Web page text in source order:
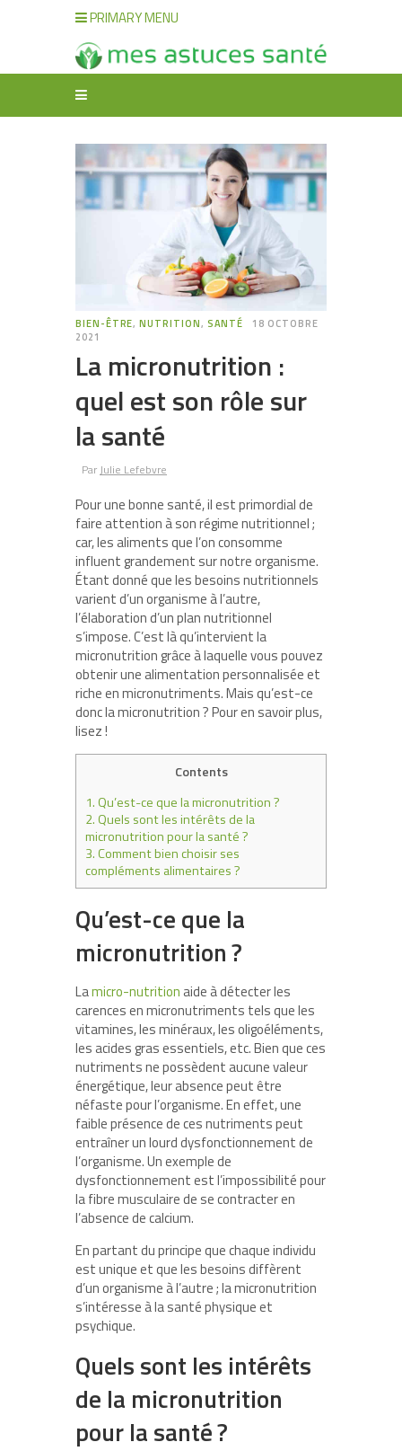
PRIMARY MENU
BIEN-ÊTRE,NUTRITION, SANTÉ
18 OCTOBRE
2021
La micronutrition :
quel est son rôle sur
la santé
Par Julie Lefebvre
Pour une bonne santé, il est primordial de
faire attention à son régime nutritionnel ;
car, les aliments que l’on consomme
influent grandement sur notre organisme.
Étant donné que les besoins nutritionnels
varient d’un organisme à l’autre,
l’élaboration d’un plan nutritionnel
s’impose. C’est là qu’intervient la
micronutrition grâce à laquelle vous pouvez
obtenir une alimentation personnalisée et
riche en micronutriments. Mais qu’est-ce
donc la micronutrition ? Pour en savoir plus,
lisez !
Contents
1.Qu’est-ce que la micronutrition ?
2.Quels sont les intérêts de la
micronutrition pour la santé ?
3.Comment bien choisir ses
compléments alimentaires ?
Qu’est-ce que la
micronutrition ?
Lamicro-nutrition aide à détecter les
carences en micronutriments tels que les
vitamines, les minéraux, les oligoéléments,
les acides gras essentiels, etc. Bien que ces
nutriments ne possèdent aucune valeur
énergétique, leur absence peut être
néfaste pour l’organisme. En effet, une
faible présence de ces nutriments peut
entraîner un lourd dysfonctionnement de
l’organisme. Un exemple de
dysfonctionnement est l’impossibilité pour
la fibre musculaire de se contracter en
l’absence de calcium.
En partant du principe que chaque individu
est unique et que les besoins diffèrent
d’un organisme à l’autre ; la micronutrition
s’intéresse à la santé physique et
psychique.
Quels sont les intérêts
de la micronutrition
pour la santé ?